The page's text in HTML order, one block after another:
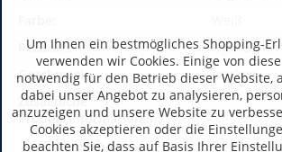
Rebsorte:
Ugni Blanc
Geschmack:
trocken
Zusätzliche
Produktinformationen:
Alkoholgehalt:
0,00
Um Ihnen ein bestmögliches Shopping-
verwenden wir Cookies. Einige von
notwendig für den Betrieb dieser Website,
dabei unser Angebot zu analysieren,
anzuzeigen und unsere Website zu
Cookies akzeptieren oder die
beachten Sie, dass auf Basis Ihrer